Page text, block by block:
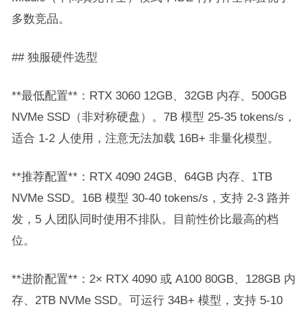
多数竞品。
## 独服硬件选型
**最低配置**：RTX 3060 12GB、32GB 内存、500GB
NVMe SSD（非对称硬盘）。7B 模型 25-35 tokens/s，
适合 1-2 人使用，注意无法加载 16B+ 非量化模型。
**推荐配置**：RTX 4090 24GB、64GB 内存、1TB
NVMe SSD。16B 模型 30-40 tokens/s，支持 2-3 路并
发，5 人团队同时使用不排队。目前性价比最高的档
位。
**进阶配置**：2× RTX 4090 或 A100 80GB、128GB 内
存、2TB NVMe SSD。可运行 34B+ 模型，支持 5-10